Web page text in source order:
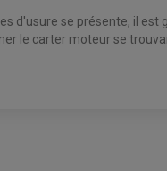
d'usure se présente, il
le carter moteur se